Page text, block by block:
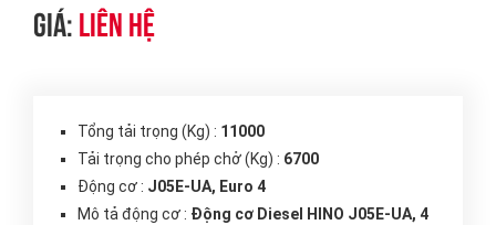
Giá:Liên hệ
Tổng tải trọng (Kg) : 11000
Tải trọng cho phép chở (Kg) : 6700
Động cơ : J05E-UA, Euro 4
Mô tả động cơ : Động cơ Diesel HINO J05E-UA, 4